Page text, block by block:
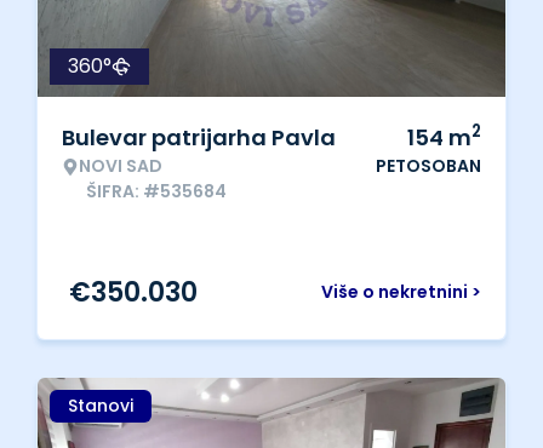
360°
Bulevar patrijarha Pavla
NOVI SAD
ŠIFRA: #535684
154 m2
PETOSOBAN
Više o nekretnini >
€350.030
Stanovi